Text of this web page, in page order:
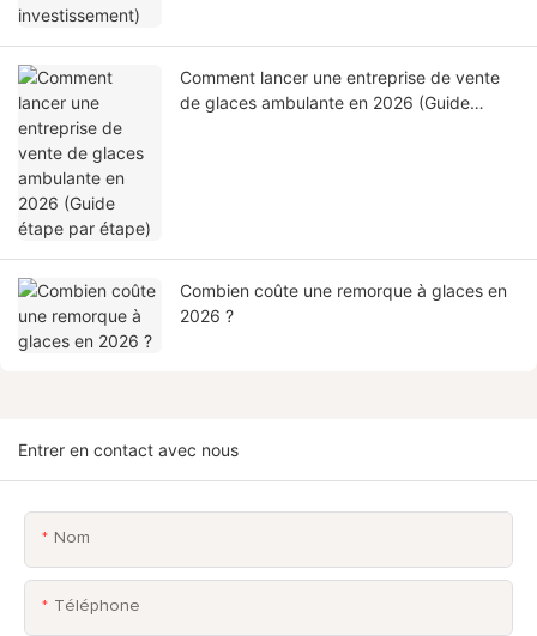
Comment lancer une entreprise de vente
de glaces ambulante en 2026 (Guide
Combien coûte une remorque à glaces en
2026 ?
Entrer en contact avec nous
Nom
Téléphone